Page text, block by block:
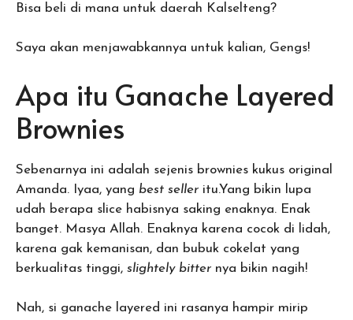
Bisa beli di mana untuk daerah Kalselteng?
Saya akan menjawabkannya untuk kalian, Gengs!
Apa itu Ganache Layered
Brownies
Sebenarnya ini adalah sejenis brownies kukus original
Amanda. Iyaa, yang best seller itu.Yang bikin lupa
udah berapa slice habisnya saking enaknya. Enak
banget. Masya Allah. Enaknya karena cocok di lidah,
karena gak kemanisan, dan bubuk cokelat yang
berkualitas tinggi, slightely bitter nya bikin nagih!
Nah, si ganache layered ini rasanya hampir mirip